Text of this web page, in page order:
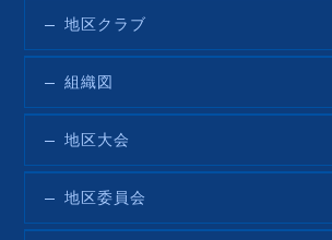
地区クラブ
組織図
地区大会
地区委員会